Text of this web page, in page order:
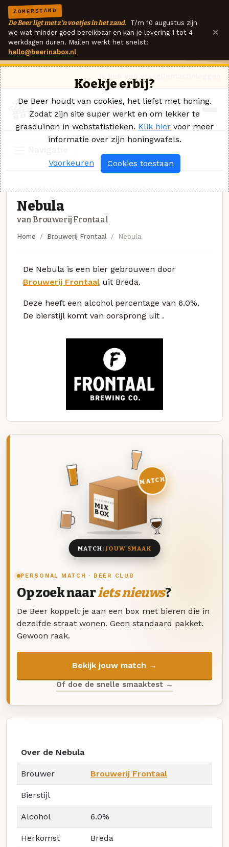
ZOMERSTAND
De Beer ligt met z'n voetjes in het zand. T/m 10 augustus zijn
we wat minder goed bereikbaar en kan je levering 1 tot 4
werkdagen duren. Mailen werkt het snelst:
hello@beerinabox.nl
×
Nebula
van Brouwerij Frontaal
Home Brouwerij Frontaal Nebula
De Nebula is een bier gebrouwen door
Brouwerij Frontaal uit Breda.
Deze heeft een alcohol percentage van 6.0%.
De bierstijl komt van oorsprong uit .
PERSONAL MATCH · BEER CLUB
Op zoek naariets nieuws?
De Beer koppelt je aan een box met bieren die in
dezelfde straat wonen. Geen standaard pakket.
Gewoon raak.
Bekijk jouw match →
Of doe de snelle smaaktest →
DEZE MAAND
MIX
BOX
8 BIEREN
MATCH
MATCH:JOUW SMAAK
Over de Nebula
Brouwer Brouwerij Frontaal
Bierstijl
Alcohol 6.0%
Herkomst Breda
Koekje erbij?
De Beer houdt van cookies, het liefst met honing.
Zodat zijn site super werkt en om lekker te
grasduinen in webstatistieken. Klik hier voor meer
informatie over zijn honingwafels.
Voorkeuren Cookies toestaan